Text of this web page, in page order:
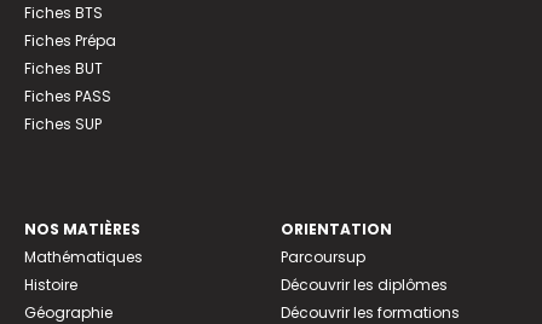
Fiches BTS
Fiches Prépa
Fiches BUT
Fiches PASS
Fiches SUP
NOS MATIÈRES
Mathématiques
Histoire
Géographie
ORIENTATION
Parcoursup
Découvrir les diplômes
Découvrir les formations